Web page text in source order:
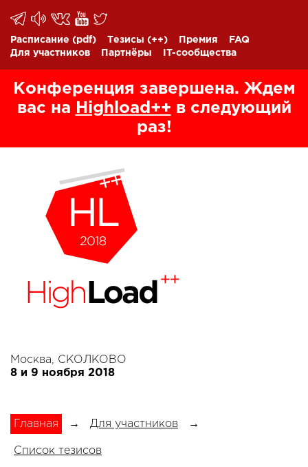
Расписание (pdf) Тезисы (++) Премия
FAQ
Для участников
Партнёры IT-сообщества
Конференция завершена. Ждем
вас на Highload++ в следующий
раз!
Москва, СКОЛКОВО
8 и 9 ноября 2018
Главная → Для участников →
Список тезисов